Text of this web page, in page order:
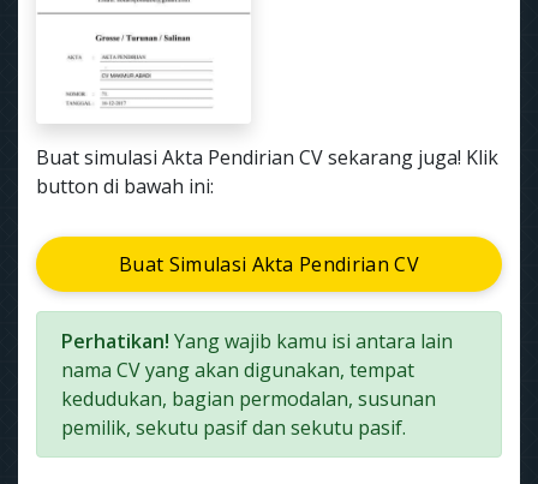
Buat simulasi Akta Pendirian CV sekarang juga! Klik
button di bawah ini:
Buat Simulasi Akta Pendirian CV
Perhatikan! Yang wajib kamu isi antara lain
nama CV yang akan digunakan, tempat
kedudukan, bagian permodalan, susunan
pemilik, sekutu pasif dan sekutu pasif.